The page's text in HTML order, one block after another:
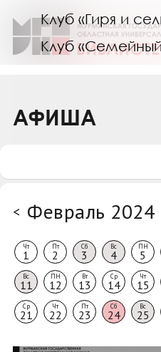
Клуб «Гиря и
Клуб
Коллегам
АФИША
< Февраль 2024
Чт
1
Пт
2
Сб
3
Вс
4
ПН
5
Вс
11
ПН
12
Вт
13
Ср
14
Чт
15
Ср
21
Чт
22
Пт
23
Сб
24
Вс
25